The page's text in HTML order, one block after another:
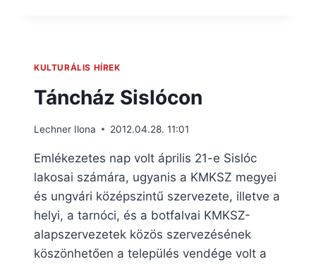
KULTURÁLIS HÍREK
Táncház Sislócon
Lechner Ilona 2012.04.28. 11:01
Emlékezetes nap volt április 21-e Sislóc
lakosai számára, ugyanis a KMKSZ megyei
és ungvári középszintű szervezete, illetve a
helyi, a tarnóci, és a botfalvai KMKSZ-
alapszervezetek közös szervezésének
köszönhetően a település vendége volt a